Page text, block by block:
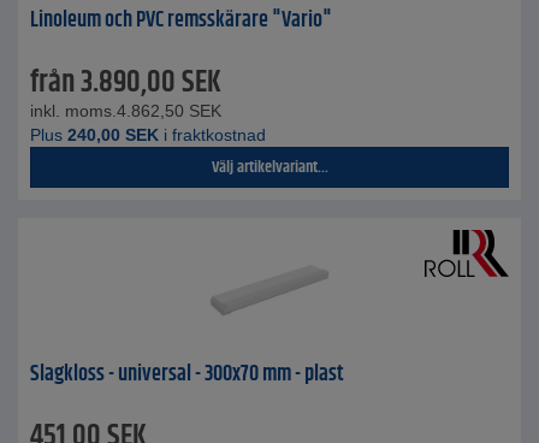
Linoleum och PVC remsskärare "Vario"
från3.890,00SEK
inkl. moms. 4.862,50 SEK
Plus 240,00 SEK i fraktkostnad
Välj artikelvariant...
Slagkloss - universal - 300x70 mm - plast